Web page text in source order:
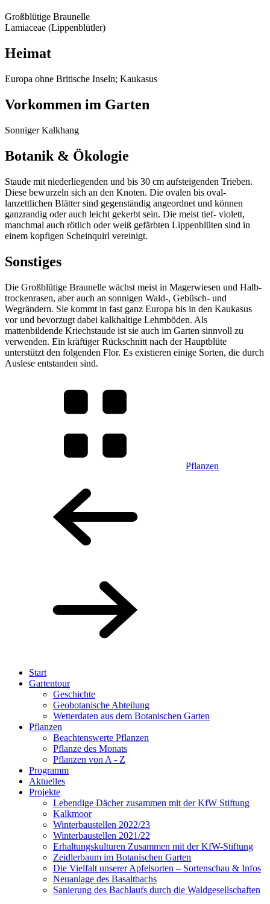
Großblütige Braunelle
Lamiaceae (Lippenblütler)
Heimat
Europa ohne Britische Inseln; Kaukasus
Vorkommen im Garten
Sonniger Kalkhang
Botanik & Ökologie
Staude mit niederliegenden und bis 30 cm aufsteigenden Trieben.
Diese bewurzeln sich an den Knoten. Die ovalen bis oval-
lanzettlichen Blätter sind gegenständig angeordnet und können
ganzrandig oder auch leicht gekerbt sein. Die meist tief- violett,
manchmal auch rötlich oder weiß gefärbten Lippenblüten sind in
einem kopfigen Scheinquirl vereinigt.
Sonstiges
Die Großblütige Braunelle wächst meist in Magerwiesen und Halb-
trockenrasen, aber auch an sonnigen Wald-, Gebüsch- und
Wegrändern. Sie kommt in fast ganz Europa bis in den Kaukasus
vor und bevorzugt dabei kalkhaltige Lehmböden. Als
mattenbildende Kriechstaude ist sie auch im Garten sinnvoll zu
verwenden. Ein kräftiger Rückschnitt nach der Hauptblüte
unterstützt den folgenden Flor. Es existieren einige Sorten, die durch
Auslese entstanden sind.
Pflanzen
Start
Gartentour
Geschichte
Geobotanische Abteilung
Wetterdaten aus dem Botanischen Garten
Pflanzen
Beachtenswerte Pflanzen
Pflanze des Monats
Pflanzen von A - Z
Programm
Aktuelles
Projekte
Lebendige Dächer zusammen mit der KfW Stiftung
Kalkmoor
Winterbaustellen 2022/23
Winterbaustellen 2021/22
Erhaltungskulturen Zusammen mit der KfW-Stiftung
Zeidlerbaum im Botanischen Garten
Die Vielfalt unserer Apfelsorten – Sortenschau & Infos
Neuanlage des Basaltbachs
Sanierung des Bachlaufs durch die Waldgesellschaften